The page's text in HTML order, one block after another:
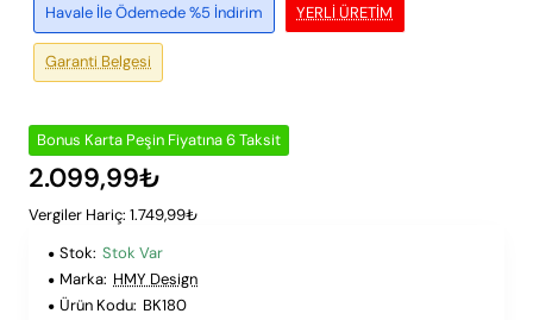
YERLI ÜRETIM
Havale İle Ödemede %5 İndirim
Garanti Belgesi
Bonus Karta Peşin Fiyatına 6 Taksit
2.099,99₺
Vergiler Hariç: 1.749,99₺
Stok: Stok Var
Marka: HMY Design
Ürün Kodu: BK180